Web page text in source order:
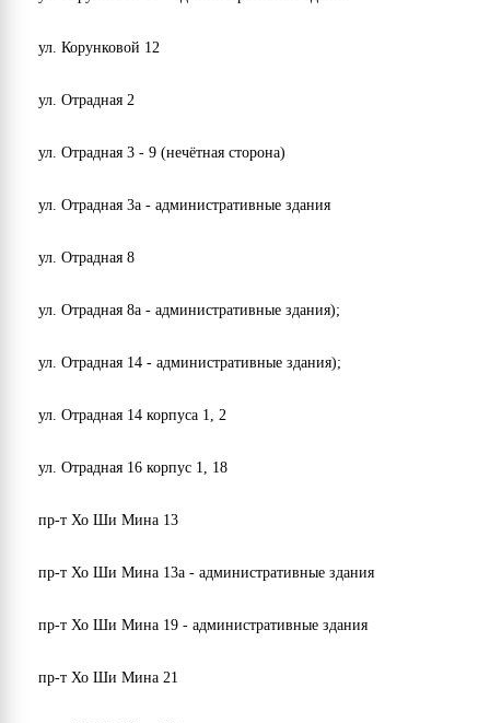
вручено за активное участие в развитии молодёжных
добровольческого движения на территории города
ул. Корунковой 12
ул. Отрадная 2
ул. Отрадная 3 - 9 (нечётная сторона)
ул. Отрадная 3а - административные здания
ул. Отрадная 8
ул. Отрадная 8а - административные здания);
ул. Отрадная 14 - административные здания);
ул. Отрадная 14 корпуса 1, 2
ул. Отрадная 16 корпус 1, 18
пр-т Хо Ши Мина 13
пр-т Хо Ши Мина 13а - административные здания
пр-т Хо Ши Мина 19 - административные здания
пр-т Хо Ши Мина 21